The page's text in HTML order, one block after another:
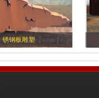
锈钢板雕塑